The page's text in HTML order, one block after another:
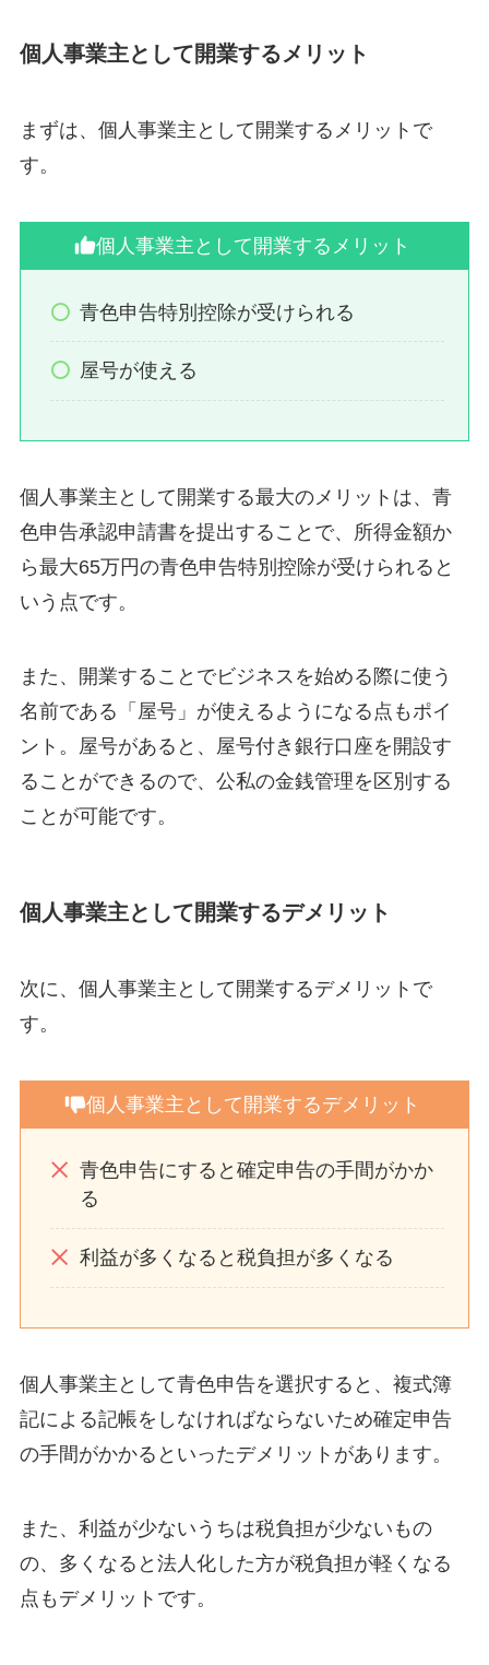
個人事業主として開業するメリット
まずは、個人事業主として開業するメリットで
す。
個人事業主として開業するメリット
青色申告特別控除が受けられる
屋号が使える
個人事業主として開業する最大のメリットは、青
色申告承認申請書を提出することで、所得金額か
ら最大65万円の青色申告特別控除が受けられると
いう点です。
また、開業することでビジネスを始める際に使う
名前である「屋号」が使えるようになる点もポイ
ント。屋号があると、屋号付き銀行口座を開設す
ることができるので、公私の金銭管理を区別する
ことが可能です。
個人事業主として開業するデメリット
次に、個人事業主として開業するデメリットで
す。
個人事業主として開業するデメリット
青色申告にすると確定申告の手間がかか
る
利益が多くなると税負担が多くなる
個人事業主として青色申告を選択すると、複式簿
記による記帳をしなければならないため確定申告
の手間がかかるといったデメリットがあります。
また、利益が少ないうちは税負担が少ないもの
の、多くなると法人化した方が税負担が軽くなる
点もデメリットです。